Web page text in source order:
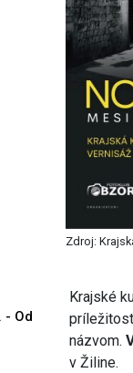
- Od
Zdroj:
Krajské
názvom.
v Žiline.